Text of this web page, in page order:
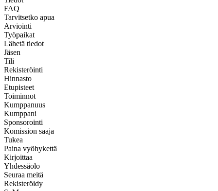
FAQ
Tarvitsetko apua
Arviointi
Työpaikat
Lähetä tiedot
Jäsen
Tili
Rekisteröinti
Hinnasto
Etupisteet
Toiminnot
Kumppanuus
Kumppani
Sponsorointi
Komission saaja
Tukea
Paina vyöhykettä
Kirjoittaa
Yhdessäolo
Seuraa meitä
Rekisteröidy